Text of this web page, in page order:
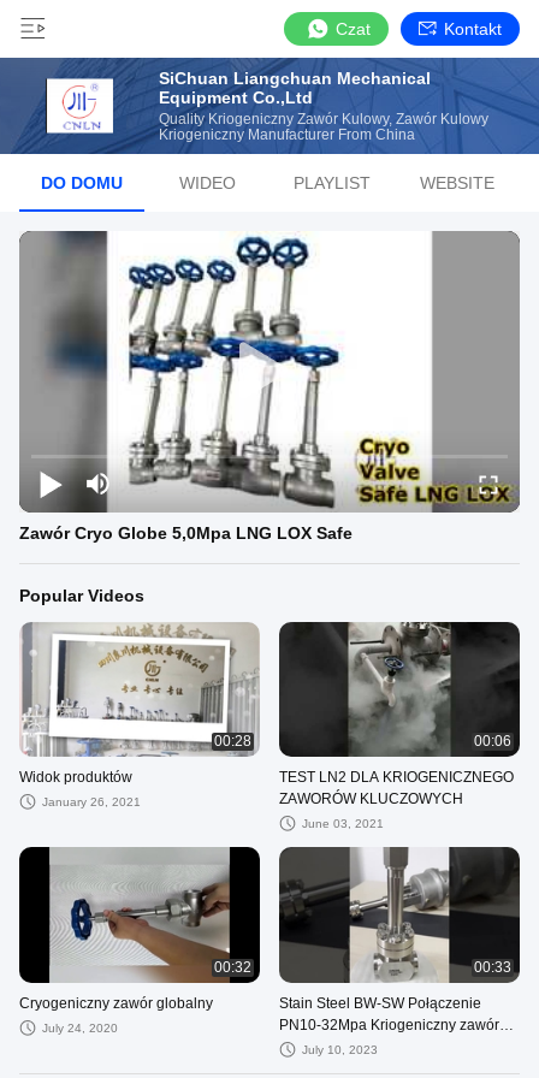
Czat Kontakt
SiChuan Liangchuan Mechanical
Equipment Co.,Ltd
Quality Kriogeniczny Zawór Kulowy, Zawór Kulowy
Kriogeniczny Manufacturer From China
DO DOMU WIDEO PLAYLIST WEBSITE
Zawór Cryo Globe 5,0Mpa LNG LOX Safe
Popular Videos
00:28
Widok produktów
January 26, 2021
00:06
TEST LN2 DLA KRIOGENICZNEGO
ZAWORÓW KLUCZOWYCH
June 03, 2021
00:32
Cryogeniczny zawór globalny
July 24, 2020
00:33
Stain Steel BW-SW Połączenie
PN10-32Mpa Kriogeniczny zawór
kulowy wysokiego ciśnienia
July 10, 2023